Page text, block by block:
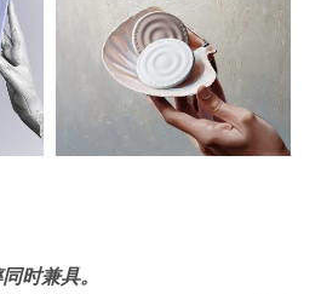
时兼具。